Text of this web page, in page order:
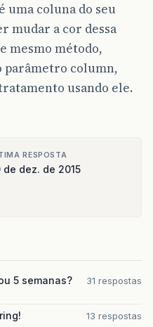
// isso nunca deve
atualizar o valor de
serÃ¡ atualizado
{
( Date.valueOf(
uma coluna do seu
mudar a cor dessa
mesmo método,
parâmetro column,
usando ele.
RESPOSTA
de dez. de 2015
5 semanas?
31 respostas
13 respostas